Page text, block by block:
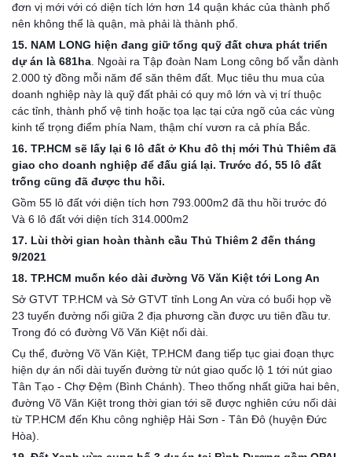
đơn vị mới với có diện tích lớn hơn 14 quận khác của thành phố
nên không thể là quận, mà phải là thành phố.
15. NAM LONG hiện đang giữ tổng quỹ đất chưa phát triển
dự án là 681ha. Ngoài ra Tập đoàn Nam Long công bố vẫn dành
2.000 tỷ đồng mỗi năm để săn thêm đất. Mục tiêu thu mua của
doanh nghiệp này là quỹ đất phải có quy mô lớn và vị trí thuộc
các tỉnh, thành phố vệ tinh hoặc tọa lạc tại cửa ngõ của các vùng
kinh tế trọng điểm phía Nam, thậm chí vươn ra cả phía Bắc.
16. TP.HCM sẽ lấy lại 6 lô đất ở Khu đô thị mới Thủ Thiêm đã
giao cho doanh nghiệp để đấu giá lại. Trước đó, 55 lô đất
trống cũng đã được thu hồi.
Gồm 55 lô đất với diện tích hơn 793.000m2 đã thu hồi trước đó
Và 6 lô đất với diện tích 314.000m2
17. Lùi thời gian hoàn thành cầu Thủ Thiêm 2 đến tháng
9/2021
18. TP.HCM muốn kéo dài đường Võ Văn Kiệt tới Long An
Sở GTVT TP.HCM và Sở GTVT tỉnh Long An vừa có buổi họp về
23 tuyến đường nối giữa 2 địa phương cần được ưu tiên đầu tư.
Trong đó có đường Võ Văn Kiệt nối dài.
Cụ thể, đường Võ Văn Kiệt, TP.HCM đang tiếp tục giai đoạn thực
hiện dự án nối dài tuyến đường từ nút giao quốc lộ 1 tới nút giao
Tân Tạo - Chợ Đệm (Bình Chánh). Theo thống nhất giữa hai bên,
đường Võ Văn Kiệt trong thời gian tới sẽ được nghiên cứu nối dài
từ TP.HCM đến Khu công nghiệp Hải Sơn - Tân Đô (huyện Đức
Hòa).